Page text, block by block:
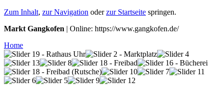
Zum Inhalt, zur Navigation oderzur Startseite springen.
Markt Gangkofen | Online: https://www.gangkofen.de/
Home